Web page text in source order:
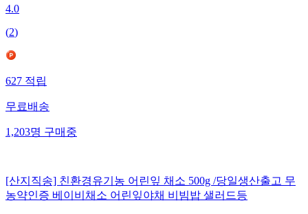
4.0
(2)
627 적립
무료배송
1,203명 구매중
[산지직송] 친환경유기농 어린잎 채소 500g /당일생산출고 무
농약인증 베이비채소 어린잎야채 비빔밥 샐러드등